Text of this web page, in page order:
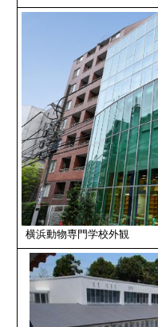
横浜動物専門学校外観